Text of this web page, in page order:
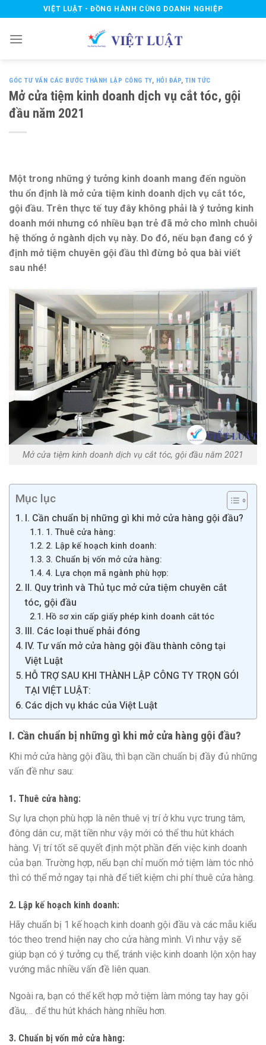
to
content
VIỆT LUẬT - ĐỒNG HÀNH CÙNG DOANH NGHIỆP
GÓC TƯ VẤN CÁC BƯỚC THÀNH LẬP CÔNG TY, HỎI ĐÁP, TIN TỨC
Mở cửa tiệm kinh doanh dịch vụ cắt tóc, gội
đầu năm 2021
Một trong những ý tưởng kinh doanh mang đến nguồn
thu ổn định là mở cửa tiệm kinh doanh dịch vụ cắt tóc,
gội đầu. Trên thực tế tuy đây không phải là ý tưởng kinh
doanh mới nhưng có nhiều bạn trẻ đã mở cho mình chuỗi
hệ thống ở ngành dịch vụ này. Do đó, nếu bạn đang có ý
định mở tiệm chuyên gội đầu thì đừng bỏ qua bài viết
sau nhé!
Mở cửa tiệm kinh doanh dịch vụ cắt tóc, gội đầu năm 2021
Mục lục
I. Cần chuẩn bị những gì khi mở cửa hàng gội đầu?
1. Thuê cửa hàng:
2. Lập kế hoạch kinh doanh:
3. Chuẩn bị vốn mở cửa hàng:
4. Lựa chọn mã ngành phù hợp:
II. Quy trình và Thủ tục mở cửa tiệm chuyên cắt
tóc, gội đầu
Hồ sơ xin cấp giấy phép kinh doanh cắt tóc
III. Các loại thuế phải đóng
IV. Tư vấn mở cửa hàng gội đầu thành công tại
Việt Luật
HỖ TRỢ SAU KHI THÀNH LẬP CÔNG TY TRỌN GÓI
TẠI VIỆT LUẬT:
Các dịch vụ khác của Việt Luật
I. Cần chuẩn bị những gì khi mở cửa hàng gội đầu?
Khi mở cửa hàng gội đầu, thì bạn cần chuẩn bị đầy đủ những
vấn đề như sau:
1. Thuê cửa hàng:
Sự lựa chọn phù hợp là nên thuê vị trí ở khu vực trung tâm,
đông dân cư, mặt tiền như vậy mới có thể thu hút khách
hàng. Vị trí tốt sẽ quyết định một phần đến việc kinh doanh
của bạn. Trường hợp, nếu bạn chỉ muốn mở tiệm làm tóc nhỏ
thì có thể mở ngay tại nhà để tiết kiệm chi phí thuê cửa hàng.
2. Lập kế hoạch kinh doanh:
Hãy chuẩn bị 1 kế hoạch kinh doanh gội đầu và các mẫu kiểu
tóc theo trend hiện nay cho cửa hàng mình. Vì như vậy sẽ
giúp bạn có ý tưởng cụ thể, tránh việc kinh doanh lộn xộn hay
vướng mắc nhiều vấn đề liên quan.
Ngoài ra, bạn có thể kết hợp mở tiệm làm móng tay hay gội
đầu,… để thu hút khách hàng nhiều hơn.
3. Chuẩn bị vốn mở cửa hàng: